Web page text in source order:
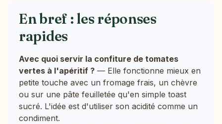
En bref : les réponses
rapides
Avec quoi servir la confiture de tomates
vertes à l'apéritif ? — Elle fonctionne mieux en
petite touche avec un fromage frais, un chèvre
ou sur une pâte feuilletée qu'en simple toast
sucré. L'idée est d'utiliser son acidité comme un
condiment.